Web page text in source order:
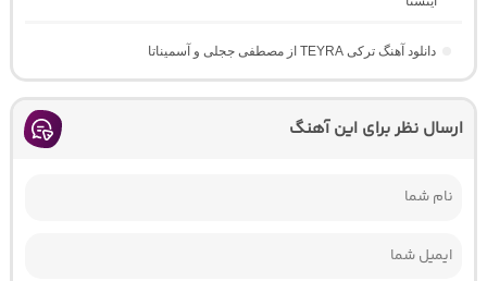
دانلود آهنگ ترکی TEYRA از مصطفی ججلی و آسمیناتا
ارسال نظر برای این آهنگ